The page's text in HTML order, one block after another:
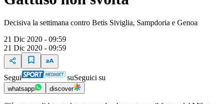
Decisiva la settimana contro Betis Siviglia, Sampdoria e Genoa
21 Dic 2020 - 09:59
21 Dic 2020 - 09:59
Segui suSeguici su
whatsapp discover